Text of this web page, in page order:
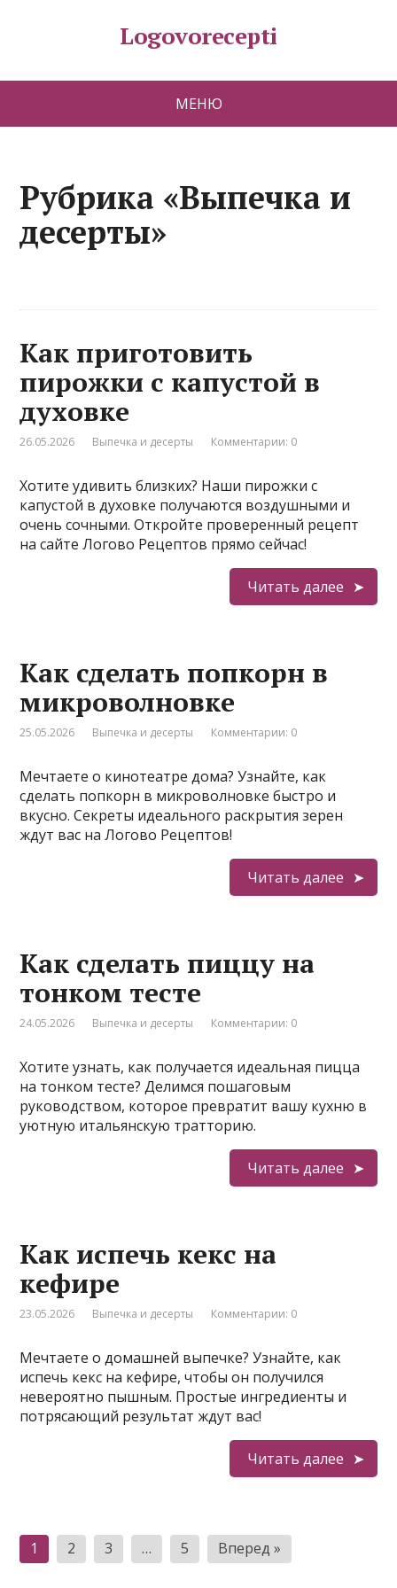
Logovorecepti
МЕНЮ
Рубрика «Выпечка и
десерты»
Как приготовить
пирожки с капустой в
духовке
26.05.2026 Выпечка и десерты Комментарии: 0
Хотите удивить близких? Наши пирожки с
капустой в духовке получаются воздушными и
очень сочными. Откройте проверенный рецепт
на сайте Логово Рецептов прямо сейчас!
Читать далее
Как сделать попкорн в
микроволновке
25.05.2026 Выпечка и десерты Комментарии: 0
Мечтаете о кинотеатре дома? Узнайте, как
сделать попкорн в микроволновке быстро и
вкусно. Секреты идеального раскрытия зерен
ждут вас на Логово Рецептов!
Читать далее
Как сделать пиццу на
тонком тесте
24.05.2026 Выпечка и десерты Комментарии: 0
Хотите узнать, как получается идеальная пицца
на тонком тесте? Делимся пошаговым
руководством, которое превратит вашу кухню в
уютную итальянскую тратторию.
Читать далее
Как испечь кекс на
кефире
23.05.2026 Выпечка и десерты Комментарии: 0
Мечтаете о домашней выпечке? Узнайте, как
испечь кекс на кефире, чтобы он получился
невероятно пышным. Простые ингредиенты и
потрясающий результат ждут вас!
Читать далее
Пагинация
записей
1 2 3 … 5 Вперед »